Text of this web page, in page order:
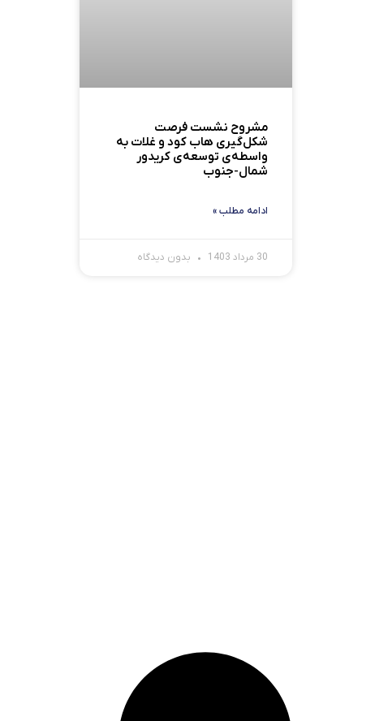
مشروح نشست فرصت
شکل‌گیری هاب کود و غلات به
واسطه‌ی توسعه‌ی کریدور
شمال-جنوب
ادامه مطلب »
30 مرداد 1403 بدون دیدگاه